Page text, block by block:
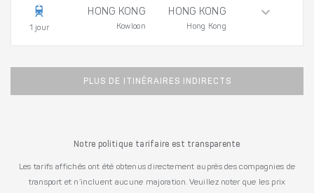
1 jour
HONG KONG
Kowloon
HONG KONG
Hong Kong
PLUS DE ITINÉRAIRES INDIRECTS
Notre politique tarifaire est transparente
Les tarifs affichés ont été obtenus directement auprès des compagnies de
transport et n’incluent aucune majoration. Veuillez noter que les prix